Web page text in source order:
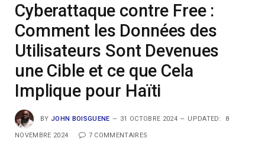
Cyberattaque contre Free :
Comment les Données des
Utilisateurs Sont Devenues
une Cible et ce que Cela
Implique pour Haïti
BY JOHN BOISGUENE 31 OCTOBRE 2024 UPDATED: 8
NOVEMBRE 2024 7 COMMENTAIRES